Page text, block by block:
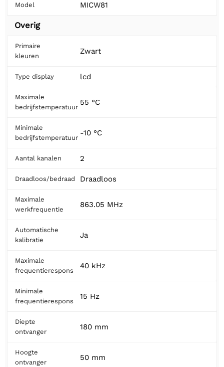
Model MICW81
Overig
Primaire
kleuren
Zwart
Type display lcd
Maximale
bedrijfstemperatuur
55 °C
Minimale
bedrijfstemperatuur
-10 °C
Aantal kanalen 2
Draadloos/bedraad Draadloos
Maximale
werkfrequentie
863.05 MHz
Automatische
kalibratie
Ja
Maximale
frequentierespons
40 kHz
Minimale
frequentierespons
15 Hz
Diepte
ontvanger
180 mm
Hoogte
ontvanger
50 mm